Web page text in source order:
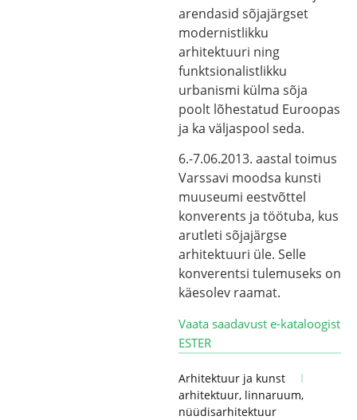
arendasid sõjajärgset
modernistlikku
arhitektuuri ning
funktsionalistlikku
urbanismi külma sõja
poolt lõhestatud Euroopas
ja ka väljaspool seda.
6.-7.06.2013. aastal toimus
Varssavi moodsa kunsti
muuseumi eestvõttel
konverents ja töötuba, kus
arutleti sõjajärgse
arhitektuuri üle. Selle
konverentsi tulemuseks on
käesolev raamat.
Vaata saadavust e-kataloogist
ESTER
Arhitektuur ja kunst
arhitektuur, linnaruum,
nüüdisarhitektuur